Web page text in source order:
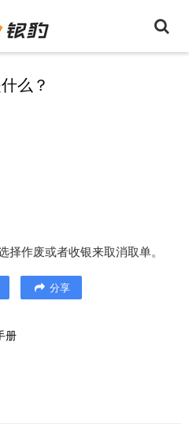
么？
作废或者收银来取消取单。
分享
册